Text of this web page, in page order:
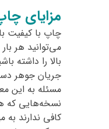
مزایای
چاپ با کیفیت
می‌توانید هر
بالا را داشته
جریان جوهر
مسئله به این
نسخه‌هایی که
کافی ندارند